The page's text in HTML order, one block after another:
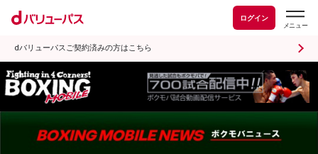
ログイン
dバリューパスご契約済みの方はこちら